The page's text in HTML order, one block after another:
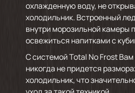
охлажденную воду, не
холодильник. Встроенный
внутри морозильной камеры
освежиться напитками с
С системой Total No Frost
никогда не придется
холодильник, что